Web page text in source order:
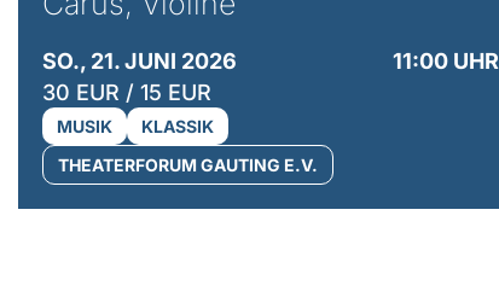
SO., 21. JUNI 2026
11:00 UHR
30 EUR / 15 EUR
MUSIK
KLASSIK
THEATERFORUM GAUTING E.V.